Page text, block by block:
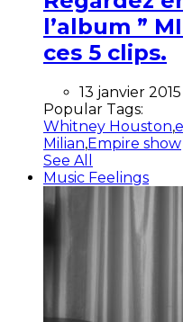
l’album ”
ces 5 clips.
13 janvier 2015
Popular Tags:
Whitney Houston,
Milian,Empire show
See All
Music Feelings